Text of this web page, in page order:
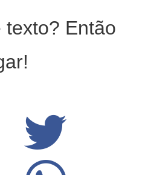
texto? Então